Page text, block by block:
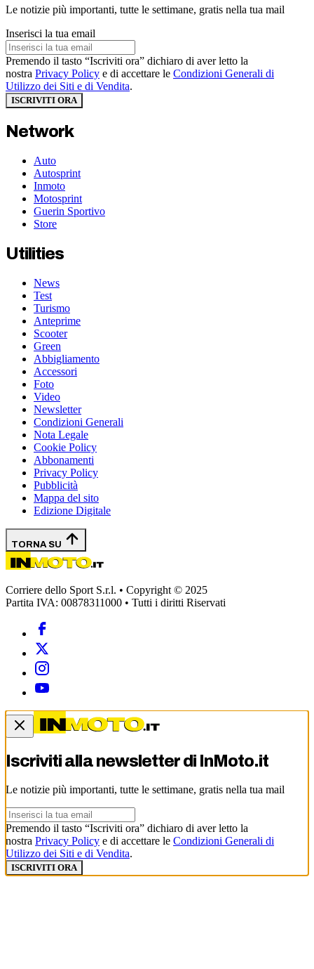
Le notizie più importanti, tutte le settimane, gratis nella tua mail
Inserisci la tua email
Premendo il tasto “Iscriviti ora” dichiaro di aver letto la
nostra Privacy Policy e di accettare le Condizioni Generali di
Utilizzo dei Siti e di Vendita.
ISCRIVITI ORA
Network
Auto
Autosprint
Inmoto
Motosprint
Guerin Sportivo
Store
Utilities
News
Test
Turismo
Anteprime
Scooter
Green
Abbigliamento
Accessori
Foto
Video
Newsletter
Condizioni Generali
Nota Legale
Cookie Policy
Abbonamenti
Privacy Policy
Pubblicità
Mappa del sito
Edizione Digitale
TORNA SU
Corriere dello Sport S.r.l. • Copyright © 2025
Partita IVA: 00878311000 • Tutti i diritti Riservati
Iscriviti alla newsletter di InMoto.it
Le notizie più importanti, tutte le settimane, gratis nella tua mail
Premendo il tasto “Iscriviti ora” dichiaro di aver letto la
nostra Privacy Policy e di accettare le Condizioni Generali di
Utilizzo dei Siti e di Vendita.
ISCRIVITI ORA